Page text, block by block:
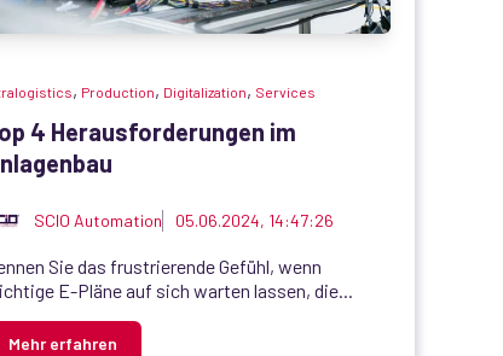
, Production, Digitalization, Services
4 Herausforderungen im
SCIO Automation 05.06.2024, 14:47:26
Sie das frustrierende Gefühl, wenn
E-Pläne auf sich warten lassen, die...
Mehr erfahren